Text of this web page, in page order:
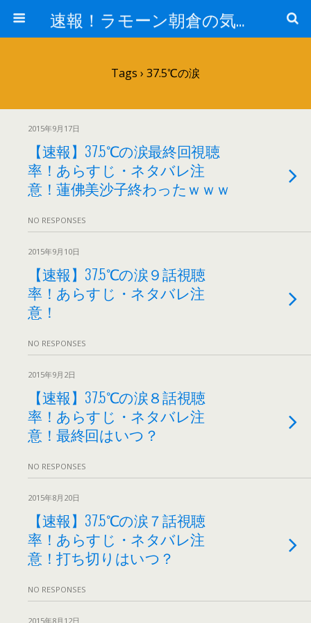
速報！ラモーン朝倉の気になるトレンド！
Tags › 37.5℃の涙
2015年9月17日
【速報】37.5℃の涙最終回視聴
率！あらすじ・ネタバレ注
意！蓮佛美沙子終わったｗｗｗ
NO RESPONSES
2015年9月10日
【速報】37.5℃の涙９話視聴
率！あらすじ・ネタバレ注
意！
NO RESPONSES
2015年9月2日
【速報】37.5℃の涙８話視聴
率！あらすじ・ネタバレ注
意！最終回はいつ？
NO RESPONSES
2015年8月20日
【速報】37.5℃の涙７話視聴
率！あらすじ・ネタバレ注
意！打ち切りはいつ？
NO RESPONSES
2015年8月12日